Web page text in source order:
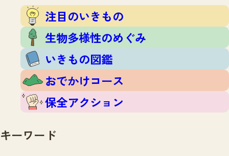
注目のいきもの
生物多様性のめぐみ
いきもの図鑑
おでかけコース
保全アクション
いきもの調査隊
調査レポート
調査レポートTOP
調査結果
ふくおかいきものマップ
マッチング
マッチングTOP
掲載申し込みフォーム
お問合せ
注目のいきもの
生物多様性のめぐみ
いきもの図鑑
おでかけコース
保全アクション
キーワード